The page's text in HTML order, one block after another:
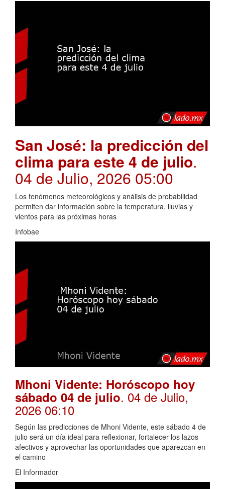
San José: la predicción del
clima para este 4 de julio.
04 de Julio, 2026 05:00
Los fenómenos meteorológicos y análisis de probabilidad
permiten dar información sobre la temperatura, lluvias y
vientos para las próximas horas
Infobae
Mhoni Vidente: Horóscopo hoy
sábado 04 de julio. 04 de Julio,
2026 06:10
Según las predicciones de Mhoni Vidente, este sábado 4 de
julio será un día ideal para reflexionar, fortalecer los lazos
afectivos y aprovechar las oportunidades que aparezcan en
el camino
El Informador